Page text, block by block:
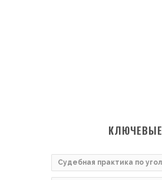
Судебная практика по